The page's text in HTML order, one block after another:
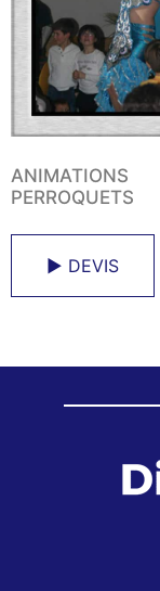
ANIMATIONS
PERROQUETS
► DEVIS